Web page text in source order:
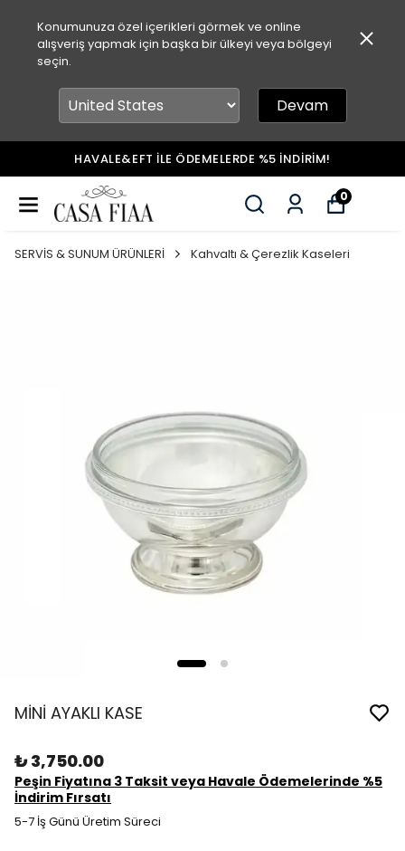
Konumunuza özel içerikleri görmek ve online
alışveriş yapmak için başka bir ülkeyi veya bölgeyi
seçin.
Devam
HAVALE&EFT İLE ÖDEMELERDE %5 İNDİRİM!
0
SERVİS & SUNUM ÜRÜNLERİ Kahvaltı & Çerezlik Kaseleri
MİNİ AYAKLI KASE
₺ 3,750.00
Peşin Fiyatına 3 Taksit veya Havale Ödemelerinde %5
İndirim Fırsatı
5-7 İş Günü Üretim Süreci